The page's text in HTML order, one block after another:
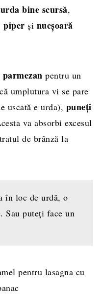
urda bine scursă,
piper și nucșoară
parmezan pentru un
umplutura vi se pare
uscată e urda), puneți
va absorbi excesul
de brânză la
în loc de urdă, o
Sau puteți face un